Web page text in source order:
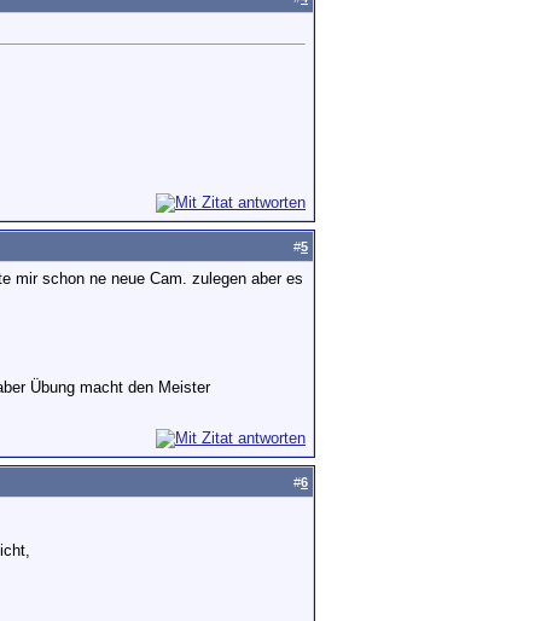
#5
mir schon ne neue Cam. zulegen aber es
Übung macht den Meister
#6